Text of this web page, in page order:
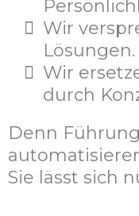
Wir
Lösungen.
Wir
durch
Denn
Sie lässt sich